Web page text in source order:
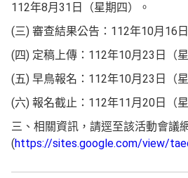
112年8月31日（星期四）。
(三) 審查結果公告：112年10月16
(四) 定稿上傳：112年10月23日（
(五) 早鳥報名：112年10月23日（
(六) 報名截止：112年11月20日（
三、相關資訊，請逕至該活動會議
(https://sites.google.com/view/